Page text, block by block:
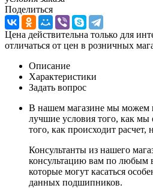
Поделиться
Цена действительна только для
отличаться от цен в розничных
Описание
Характеристики
Задать вопрос
В нашем магазине мы можем
лучшие условия того, как мы
того, как происходит
Консультанты из нашего
консультацию вам по любым
которые могут касаться
данных подшипников.